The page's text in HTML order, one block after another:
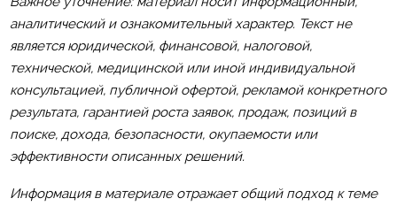
аналитический и ознакомительный характер. Текст не
является юридической, финансовой, налоговой,
технической, медицинской или иной индивидуальной
консультацией, публичной офертой, рекламой конкретного
результата, гарантией роста заявок, продаж, позиций в
поиске, дохода, безопасности, окупаемости или
эффективности описанных решений.
Информация в материале отражает общий подход к теме